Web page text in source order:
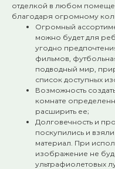
отделкой в любом
благодаря огромному
Огромный
можно будет для
угодно
фильмов,
подводный мир,
список доступных
Возможность
комнате
расширить ее;
Долговечность и
поскупились и
материал. При
изображение не
ультрафиолетовых